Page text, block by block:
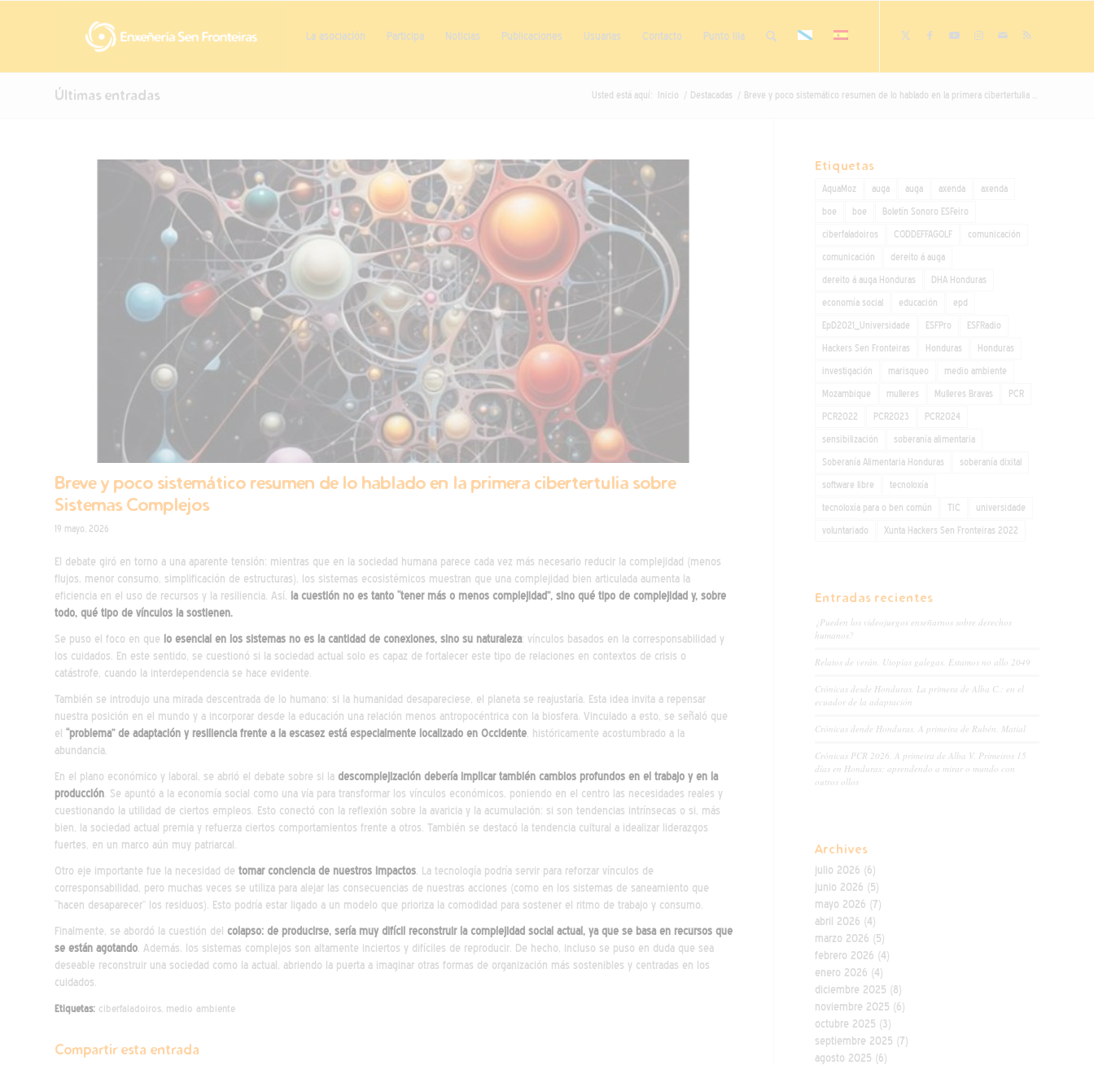
La asociación Participa Noticias Publicaciones Usuarias Contacto Punto lila
Últimas entradas Usted está aquí: Inicio / Destacadas / Breve y poco sistemático resumen de lo hablado en la primera cibertertulia ...
Breve y poco sistemático resumen de lo hablado en la primera cibertertulia sobre
Sistemas Complejos
19 mayo, 2026
El debate giró en torno a una aparente tensión: mientras que en la sociedad humana parece cada vez más necesario reducir la complejidad (menos
flujos, menor consumo, simplificación de estructuras), los sistemas ecosistémicos muestran que una complejidad bien articulada aumenta la
eficiencia en el uso de recursos y la resiliencia. Así, la cuestión no es tanto “tener más o menos complejidad”, sino qué tipo de complejidad y, sobre
todo, qué tipo de vínculos la sostienen.
Se puso el foco en que lo esencial en los sistemas no es la cantidad de conexiones, sino su naturaleza: vínculos basados en la corresponsabilidad y
los cuidados. En este sentido, se cuestionó si la sociedad actual solo es capaz de fortalecer este tipo de relaciones en contextos de crisis o
catástrofe, cuando la interdependencia se hace evidente.
También se introdujo una mirada descentrada de lo humano: si la humanidad desapareciese, el planeta se reajustaría. Esta idea invita a repensar
nuestra posición en el mundo y a incorporar desde la educación una relación menos antropocéntrica con la biosfera. Vinculado a esto, se señaló que
el “problema” de adaptación y resiliencia frente a la escasez está especialmente localizado en Occidente , históricamente acostumbrado a la
abundancia.
En el plano económico y laboral, se abrió el debate sobre si la descomplejización debería implicar también cambios profundos en el trabajo y en la
producción . Se apuntó a la economía social como una vía para transformar los vínculos económicos, poniendo en el centro las necesidades reales y
cuestionando la utilidad de ciertos empleos. Esto conectó con la reflexión sobre la avaricia y la acumulación: si son tendencias intrínsecas o si, más
bien, la sociedad actual premia y refuerza ciertos comportamientos frente a otros. También se destacó la tendencia cultural a idealizar liderazgos
fuertes, en un marco aún muy patriarcal.
Otro eje importante fue la necesidad de tomar conciencia de nuestros impactos . La tecnología podría servir para reforzar vínculos de
corresponsabilidad, pero muchas veces se utiliza para alejar las consecuencias de nuestras acciones (como en los sistemas de saneamiento que
“hacen desaparecer” los residuos). Esto podría estar ligado a un modelo que prioriza la comodidad para sostener el ritmo de trabajo y consumo.
Finalmente, se abordó la cuestión del colapso: de producirse, sería muy difícil reconstruir la complejidad social actual, ya que se basa en recursos que
se están agotando . Además, los sistemas complejos son altamente inciertos y difíciles de reproducir. De hecho, incluso se puso en duda que sea
deseable reconstruir una sociedad como la actual, abriendo la puerta a imaginar otras formas de organización más sostenibles y centradas en los
cuidados.
Etiquetas: ciberfaladoiros, medio ambiente
Compartir esta entrada
Etiquetas
AquaMoz auga auga axenda
axenda
boe
boe
Boletín Sonoro ESFeiro
ciberfaladoiros
CODDEFFAGOLF
comunicación
comunicación
dereito á auga
dereito á auga Honduras
DHA Honduras
economía social
educación
epd
EpD2021_Universidade
ESFPro
ESFRadio
Hackers Sen Fronteiras
Honduras
Honduras
investigación
marisqueo
medio ambiente
Mozambique
mulleres Mulleres Bravas
PCR
PCR2022
PCR2023
PCR2024
sensibilización
soberanía alimentaria
Soberanía Alimentaria Honduras
soberanía dixital
software libre
tecnoloxía
tecnoloxía para o ben común
TIC
universidade
voluntariado
Xunta Hackers Sen Fronteiras 2022
Entradas recientes
¿Pueden los videojuegos enseñarnos sobre derechos
humanos?
Relatos de verán. Utopías galegas. Estamos no allo 2049
Crónicas desde Honduras. La primera de Alba C.: en el
ecuador de la adaptación
Crónicas dende Honduras. A primeira de Rubén. Matial
Crónicas PCR 2026. A primeira de Alba V. Primeiros 15
días en Honduras: aprendendo a mirar o mundo con
outros ollos
Archives
julio 2026 (6)
junio 2026 (5)
mayo 2026 (7)
abril 2026 (4)
marzo 2026 (5)
febrero 2026 (4)
enero 2026 (4)
diciembre 2025 (8)
noviembre 2025 (6)
octubre 2025 (3)
septiembre 2025 (7)
agosto 2025 (6)